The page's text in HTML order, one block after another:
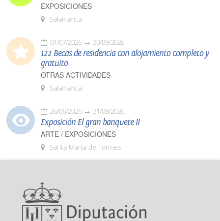
EXPOSICIONES
Salamanca
01/07/2026 30/09/2026
122 Becas de residencia con alojamiento completo y
gratuito
OTRAS ACTIVIDADES
Salamanca
26/06/2026 31/08/2026
Exposición El gran banquete II
ARTE / EXPOSICIONES
Santa Marta de Tormes